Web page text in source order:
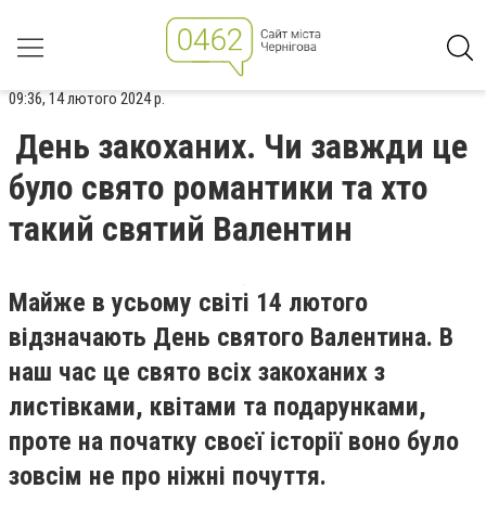
09:36, 14 лютого 2024 р.
День закоханих. Чи завжди це
було свято романтики та хто
такий святий Валентин
Майже в усьому світі 14 лютого
відзначають День святого Валентина. В
наш час це свято всіх закоханих з
листівками, квітами та подарунками,
проте на початку своєї історії воно було
зовсім не про ніжні почуття.